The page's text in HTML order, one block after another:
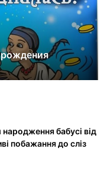
бабусі від
побажання до сліз